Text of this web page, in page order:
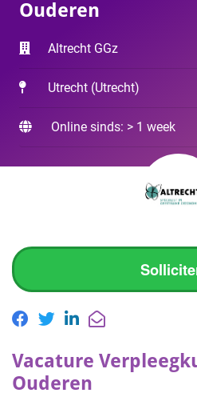
Ouderen
Altrecht GGz
Utrecht (Utrecht)
Online sinds: > 1 week
Vacature
Ouderen